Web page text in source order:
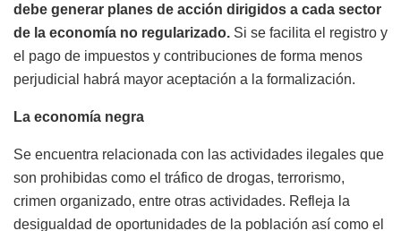
debe generar planes de acción dirigidos a cada sector
de la economía no regularizado. Si se facilita el registro y
el pago de impuestos y contribuciones de forma menos
perjudicial habrá mayor aceptación a la formalización.
La economía negra
Se encuentra relacionada con las actividades ilegales que
son prohibidas como el tráfico de drogas, terrorismo,
crimen organizado, entre otras actividades. Refleja la
desigualdad de oportunidades de la población así como el